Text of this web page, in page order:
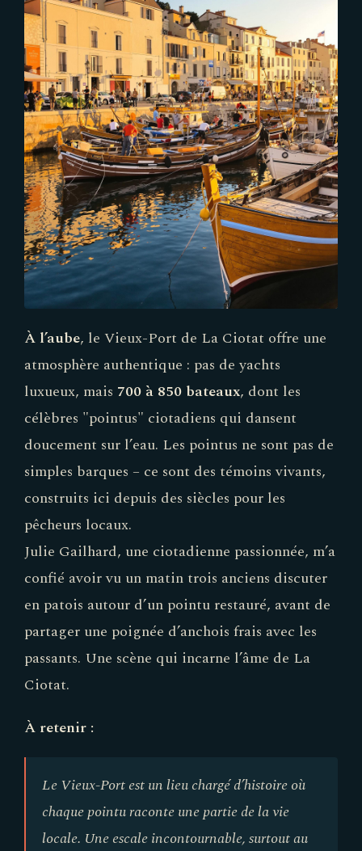
À l’aube, le Vieux-Port de La Ciotat offre une
atmosphère authentique : pas de yachts
luxueux, mais 700 à 850 bateaux, dont les
célèbres "pointus" ciotadiens qui dansent
doucement sur l’eau. Les pointus ne sont pas de
simples barques – ce sont des témoins vivants,
construits ici depuis des siècles pour les
pêcheurs locaux.
Julie Gailhard, une ciotadienne passionnée, m’a
confié avoir vu un matin trois anciens discuter
en patois autour d’un pointu restauré, avant de
partager une poignée d’anchois frais avec les
passants. Une scène qui incarne l’âme de La
Ciotat.
À retenir :
Le Vieux-Port est un lieu chargé d’histoire où
chaque pointu raconte une partie de la vie
locale. Une escale incontournable, surtout au